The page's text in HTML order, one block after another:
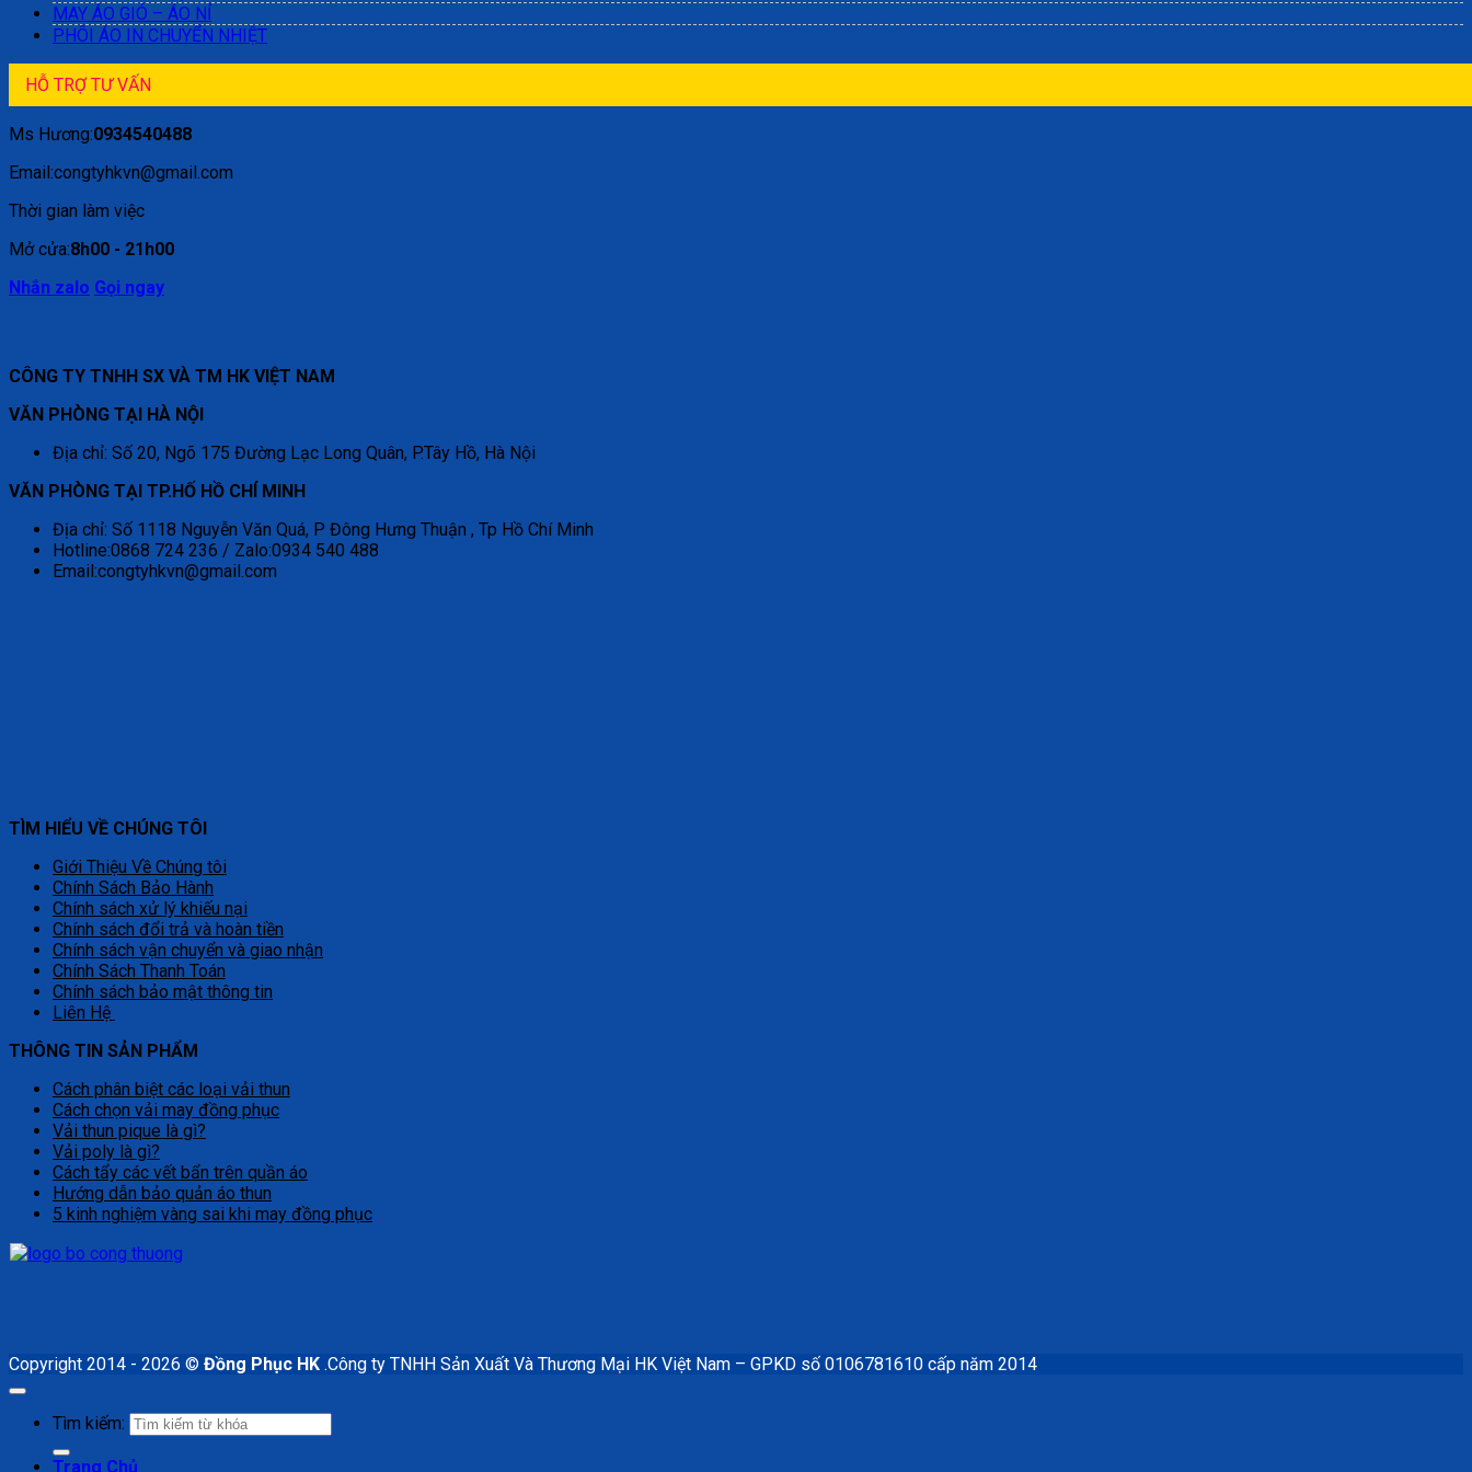
MAY ÁO GIÓ – ÁO NỈ
PHÔI ÁO IN CHUYỂN NHIỆT
HỖ TRỢ TƯ VẤN
Ms Hương:0934540488
Email:congtyhkvn@gmail.com
Thời gian làm việc
Mở cửa:8h00 - 21h00
Nhắn zalo Gọi ngay
CÔNG TY TNHH SX VÀ TM HK VIỆT NAM
VĂN PHÒNG TẠI HÀ NỘI
Địa chỉ: Số 20, Ngõ 175 Đường Lạc Long Quân, P.Tây Hồ, Hà Nội
VĂN PHÒNG TẠI TP.HỐ HỒ CHÍ MINH
Địa chỉ: Số 1118 Nguyễn Văn Quá, P Đông Hưng Thuận , Tp Hồ Chí Minh
Hotline:0868 724 236 / Zalo:0934 540 488
Email:congtyhkvn@gmail.com
TÌM HIỂU VỀ CHÚNG TÔI
Giới Thiệu Về Chúng tôi
Chính Sách Bảo Hành
Chính sách xử lý khiếu nại
Chính sách đổi trả và hoàn tiền
Chính sách vận chuyển và giao nhận
Chính Sách Thanh Toán
Chính sách bảo mật thông tin
Liên Hệ
THÔNG TIN SẢN PHẨM
Cách phân biệt các loại vải thun
Cách chọn vải may đồng phục
Vải thun pique là gì?
Vải poly là gì?
Cách tẩy các vết bẩn trên quần áo
Hướng dẫn bảo quản áo thun
5 kinh nghiệm vàng sai khi may đồng phục
Copyright 2014 - 2026 © Đồng Phục HK .Công ty TNHH Sản Xuất Và Thương Mại HK Việt Nam – GPKD số 0106781610 cấp năm 2014
Tìm kiếm:
Trang Chủ